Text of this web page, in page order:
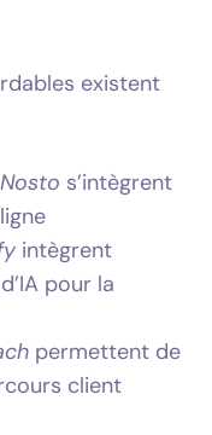
existent
Nosto s’intègrent
intègrent
pour la
permettent de
client